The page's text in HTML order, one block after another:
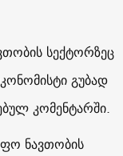
სექტორზეც
გუბად
კომენტარში.
ნავთობის